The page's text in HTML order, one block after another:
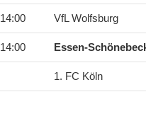
14:00 VfL Wolfsburg
14:00 Essen-
1. FC Köln